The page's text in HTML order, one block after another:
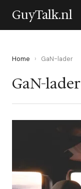
GuyTalk.nl
Home › GaN-lader
GaN-lader